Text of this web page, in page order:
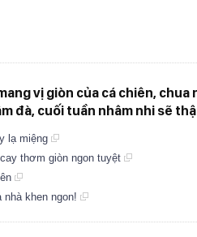
vị giòn của cá chiên,
đà, cuối tuần nhâm nhi sẽ
lạ miệng
thơm giòn ngon tuyệt
khen ngon!